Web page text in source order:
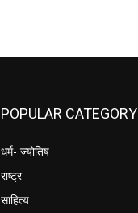
POPULAR CATEGORY
धर्म- ज्योतिष
राष्ट्र
साहित्य